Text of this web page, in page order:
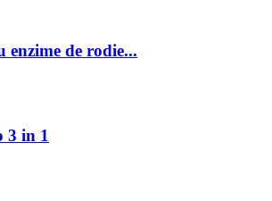
enzime de rodie...
3 in 1